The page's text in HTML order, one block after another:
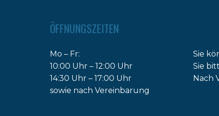
ÖFFNUNGSZEITEN
Mo – Fr:
10:00 Uhr – 12:00 Uhr
14:30 Uhr – 17:00 Uhr
sowie nach Vereinbarung
Sie
Sie
Nach